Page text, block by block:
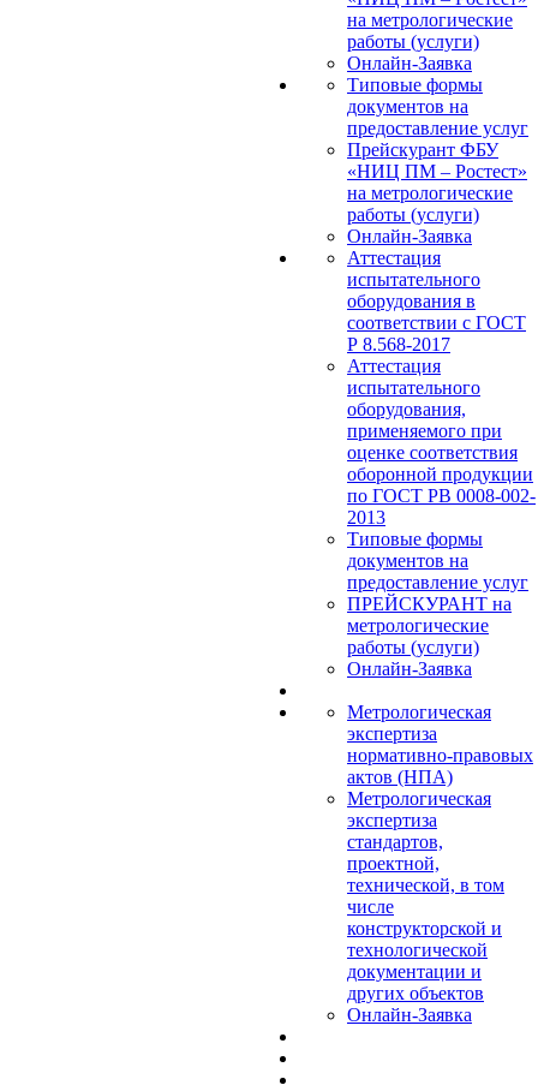
на метрологические
работы (услуги)
Онлайн-Заявка
Типовые формы
документов на
предоставление услуг
Прейскурант ФБУ
«НИЦ ПМ – Ростест»
на метрологические
работы (услуги)
Онлайн-Заявка
Аттестация
испытательного
оборудования в
соответствии с ГОСТ
Р 8.568-2017
Аттестация
испытательного
оборудования,
применяемого при
оценке соответствия
оборонной продукции
по ГОСТ РВ 0008-002-
2013
Типовые формы
документов на
предоставление услуг
ПРЕЙСКУРАНТ на
метрологические
работы (услуги)
Онлайн-Заявка
Метрологическая
экспертиза
нормативно-правовых
актов (НПА)
Метрологическая
экспертиза
стандартов,
проектной,
технической, в том
числе
конструкторской и
технологической
документации и
других объектов
Онлайн-Заявка